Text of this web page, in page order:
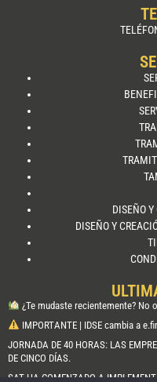
DISEÑO
DISEÑO Y
¿Te mudaste recientemente?
IMPORTANTE | IDSE cambia a
JORNADA DE 40 HORAS: LAS
DE CINCO DÍAS.
SAT HA COMENZADO A